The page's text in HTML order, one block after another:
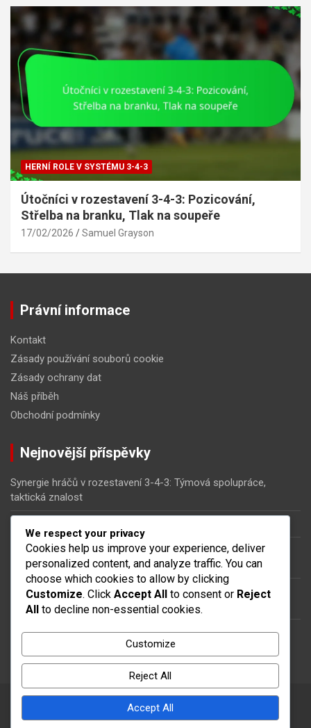
HERNÍ ROLE V SYSTÉMU 3-4-3
Útočníci v rozestavení 3-4-3: Pozicování,
Střelba na branku, Tlak na soupeře
17/02/2026 Samuel Grayson
Právní informace
Kontakt
Zásady používání souborů cookie
Zásady ochrany dat
Náš příběh
Obchodní podmínky
Nejnovější příspěvky
Synergie hráčů v rozestavení 3-4-3: Týmová spolupráce,
taktická znalost
Centrální záložníci v rozestavení 3-4-3: Tvorba hry, defenzivní
pokrytí
Útočníci v rozestavení 3-4-3: Pozicování, Střelba na branku,
Tlak na soupeře
3-4-3 Taktika: Standardní situace, Strategie rohů, Přípravy na
Copyright © 2026rozkosnipirati.cz
We respect your privacy
Cookies help us improve your experience, deliver
personalized content, and analyze traffic. You can
choose which cookies to allow by clicking
Customize. Click Accept All to consent or Reject
All to decline non-essential cookies.
Customize
Reject All
Accept All